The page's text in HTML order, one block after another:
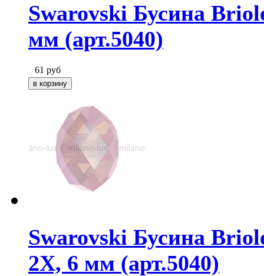
Swarovski Бусина
мм (арт.5040)
61 руб
Swarovski Бусина
2X, 6 мм (арт.5040)